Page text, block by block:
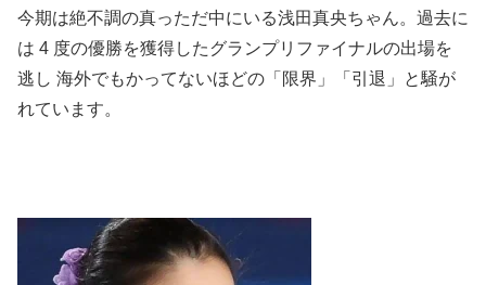
今期は絶不調の真っただ中にいる浅田真央ちゃん。過去に
は 4 度の優勝を獲得したグランプリファイナルの出場を
逃し 海外でもかってないほどの「限界」「引退」と騒が
れています。